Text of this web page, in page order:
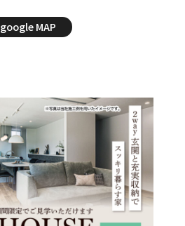
google MAP